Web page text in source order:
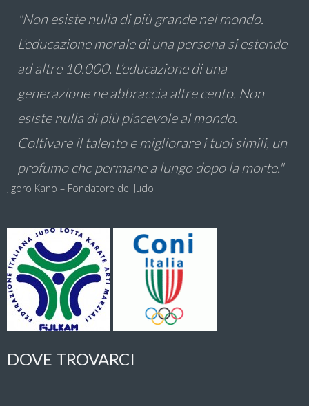
"Non esiste nulla di più grande nel mondo.
L’educazione morale di una persona si estende
ad altre 10.000. L’educazione di una
generazione ne abbraccia altre cento. Non
esiste nulla di più piacevole al mondo.
Coltivare il talento e migliorare i tuoi simili, un
profumo che permane a lungo dopo la morte."
Jigoro Kano – Fondatore del Judo
DOVE TROVARCI